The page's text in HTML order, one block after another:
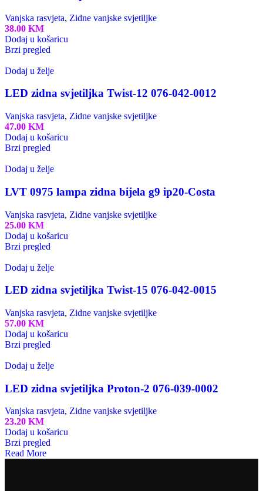
Vanjska rasvjeta, Zidne vanjske svjetiljke
38.00 KM
Dodaj u košaricu
Brzi pregled
Dodaj u želje
LED zidna svjetiljka Twist-12 076-042-0012
Vanjska rasvjeta, Zidne vanjske svjetiljke
47.00 KM
Dodaj u košaricu
Brzi pregled
Dodaj u želje
LVT 0975 lampa zidna bijela g9 ip20-Costa
Vanjska rasvjeta, Zidne vanjske svjetiljke
25.00 KM
Dodaj u košaricu
Brzi pregled
Dodaj u želje
LED zidna svjetiljka Twist-15 076-042-0015
Vanjska rasvjeta, Zidne vanjske svjetiljke
57.00 KM
Dodaj u košaricu
Brzi pregled
Dodaj u želje
LED zidna svjetiljka Proton-2 076-039-0002
Vanjska rasvjeta, Zidne vanjske svjetiljke
23.20 KM
Dodaj u košaricu
Brzi pregled
Read More